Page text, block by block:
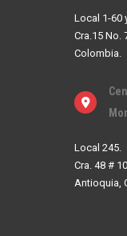
Local 1-60
Cra.15 No.
Colombia.
Local 245.
Cra. 48 #
Antioquia,